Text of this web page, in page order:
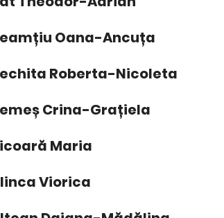
Oana-Ancuța
Roberta-Nicoleta
Crina-Grațiela
Maria
Viorica